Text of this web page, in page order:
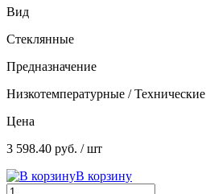
Вид
Стеклянные
Предназначение
Низкотемпературные / Технические
Цена
3 598.40 руб. / шт
В корзину